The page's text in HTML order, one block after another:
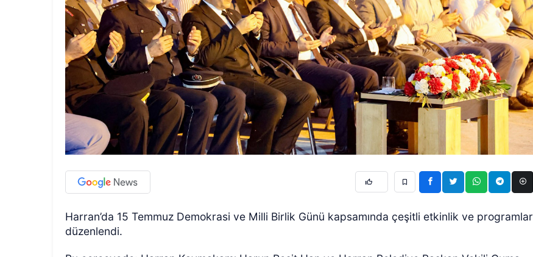
Harran’da 15 Temmuz Demokrasi ve Milli Birlik Günü kapsamında çeşitli etkinlik ve programlar
düzenlendi.